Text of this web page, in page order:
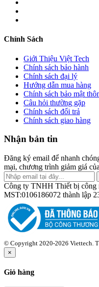
Chính Sách
Giới Thiệu Việt Tech
Chính sách bảo hành
Chính sách đại lý
Hướng dẫn mua hàng
Chính sách bảo mật
Câu hỏi thường gặp
Chính sách đổi trả
Chính sách giao hàng
Nhận bản tin
Đăng ký email để nhanh
mại, chương trình giảm giá
Công ty TNHH Thiết bị công
MST:0106186072 thành lập
© Copyright 2020-2026 Viettech.
×
Giỏ hàng